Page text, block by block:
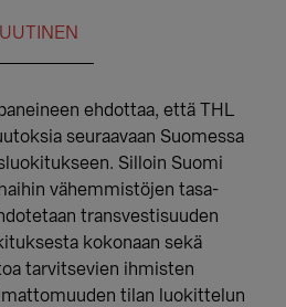
UUTINEN
ehdottaa, että THL
seuraavaan Suomessa
Silloin Suomi
vähemmistöjen tasa-
transvestisuuden
kokonaan sekä
tarvitsevien ihmisten
tilan luokittelun